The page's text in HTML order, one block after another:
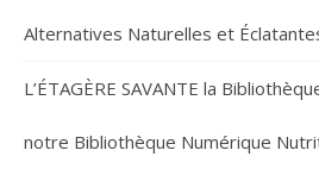
Alternatives Naturelles et
L’ÉTAGÈRE SAVANTE la
notre Bibliothèque Numérique